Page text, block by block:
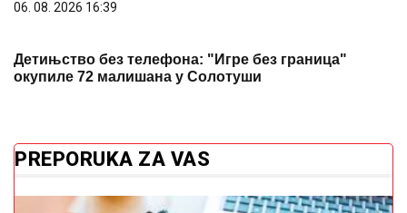
Novac vam stalno odlazi? Ovu stvar odmah izbacite
u krvi otkrivaju o vašem zdravlju